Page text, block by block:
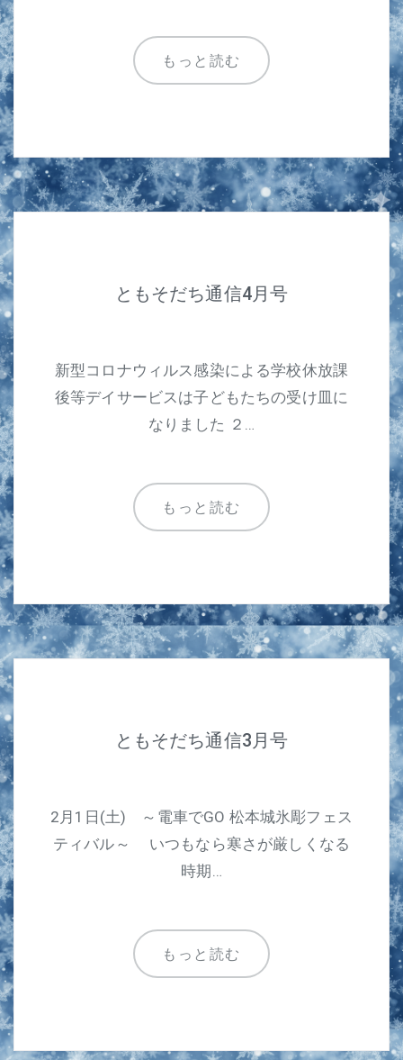
もっと読む
ともそだち通信4月号
新型コロナウィルス感染による学校休放課
後等デイサービスは子どもたちの受け皿に
なりました ２…
もっと読む
ともそだち通信3月号
2月1日(土) ～電車でGO 松本城氷彫フェス
ティバル～ いつもなら寒さが厳しくなる
時期…
もっと読む